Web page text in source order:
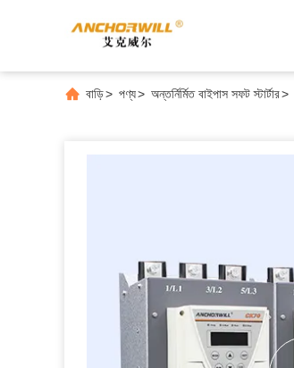
বাড়ি> পণ্য> অন্তর্নির্মিত বাইপাস সফট স্টার্টার>